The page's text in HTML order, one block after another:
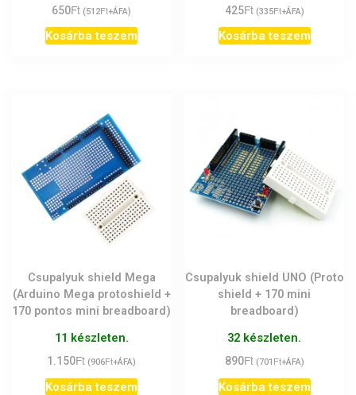
650Ft (512Ft+ÁFA)
Kosárba teszem
425Ft (335Ft+ÁFA)
Kosárba teszem
Csupalyuk shield Mega
(Arduino Mega protoshield +
170 pontos mini breadboard)
11 készleten.
1.150Ft (906Ft+ÁFA)
Kosárba teszem
Csupalyuk shield UNO (Proto
shield + 170 mini
breadboard)
32 készleten.
890Ft (701 Ft+ÁFA)
Kosárba teszem